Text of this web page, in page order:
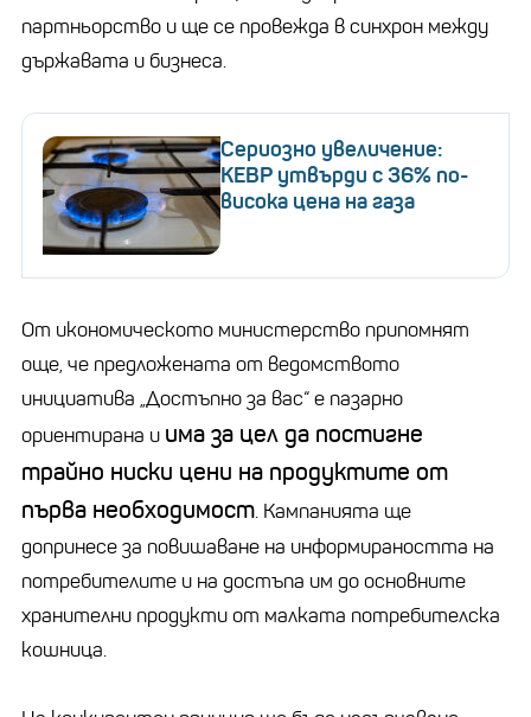
партньорство и ще се провежда в синхрон между
държавата и бизнеса.
Сериозно увеличение:
КЕВР утвърди с 36% по-
висока цена на газа
От икономическото министерство припомнят
още, че предложената от ведомството
инициатива „Достъпно за вас“ е пазарно
ориентирана и има за цел да постигне
трайно ниски цени на продуктите от
първа необходимост. Кампанията ще
допринесе за повишаване на информираността на
потребителите и на достъпа им до основните
хранителни продукти от малката потребителска
кошница.